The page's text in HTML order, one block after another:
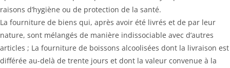
raisons d’hygiène ou de protection de la santé.
La fourniture de biens qui, après avoir été livrés et de par leur
nature, sont mélangés de manière indissociable avec d’autres
articles ; La fourniture de boissons alcoolisées dont la livraison est
différée au-delà de trente jours et dont la valeur convenue à la